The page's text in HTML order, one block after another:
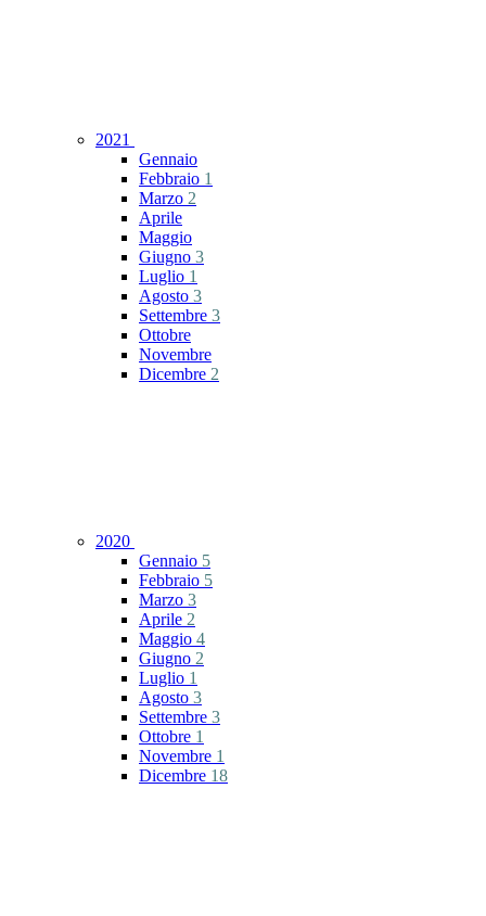
2021
Gennaio
Febbraio 1
Marzo 2
Aprile
Maggio
Giugno 3
Luglio 1
Agosto 3
Settembre 3
Ottobre
Novembre
Dicembre 2
2020
Gennaio 5
Febbraio 5
Marzo 3
Aprile 2
Maggio 4
Giugno 2
Luglio 1
Agosto 3
Settembre 3
Ottobre 1
Novembre 1
Dicembre 18